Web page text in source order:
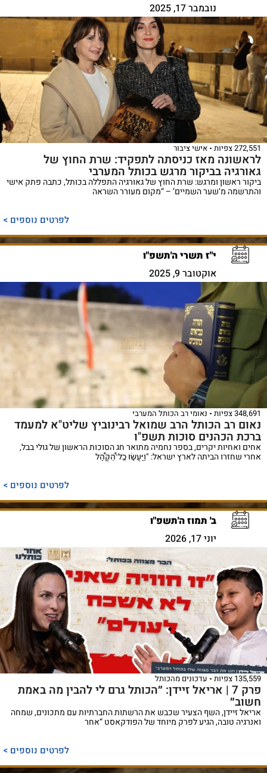
נובמבר 17, 2025
272,551 צפיות אישי ציבור
לראשונה מאז כניסתה לתפקיד: שרת החוץ של
גאורגיה בביקור מרגש בכותל המערבי
ביקור ראשון ומרגש: שרת החוץ של גאורגיה התפללה בכותל, כתבה פתק אישי
והתרשמה מ‘שער השמיים’ – “מקום מעורר השראה
לפרטים נוספים >
י"ז תשרי ה'תשפ"ו
אוקטובר 9, 2025
348,691 צפיות נאומי רב הכותל המערבי
נאום רב הכותל הרב שמואל רבינוביץ שליט"א למעמד
ברכת הכהנים סוכות תשפ"ו
אחים ואחיות יקרים, בספר נחמיה מתואר חג הסוכות הראשון של גולי בבל,
אחרי שחזרו הביתה לארץ ישראל: "וַיַּֽעֲשׂ֣וּ כׇֽל־הַ֠קָּהָ֠ל
לפרטים נוספים >
ב' תמוז ה'תשפ"ו
יוני 17, 2026
135,559 צפיות עדכונים מהכותל
פרק 7 | אריאל זיידן: ״הכותל גרם לי להבין מה באמת
חשוב״
אריאל זיידן, השף הצעיר שכבש את הרשתות החברתיות עם מתכונים, שמחה
ואנרגיה טובה, הגיע לפרק מיוחד של הפודקאסט “אחר
לפרטים נוספים >